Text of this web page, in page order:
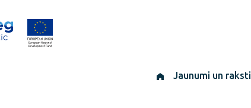
Jaunumi un raksti